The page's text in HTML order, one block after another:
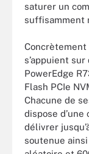
saturer un
suffisamment
Concrètement
s’appuient
PowerEdge
Flash PCIe
Chacune de
dispose
délivrer
soutenue